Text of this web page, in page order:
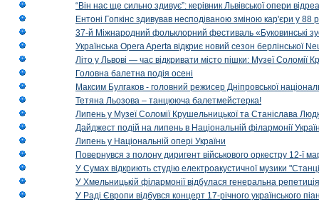
“Він нас ще сильно здивує”: керівник Львівської опери
Ентоні Гопкінс здивував несподіваною зміною кар'єри у 88
37-й Міжнародний фольклорний фестиваль «Буковинські
Українська Opera Aperta відкриє новий сезон берлінської
Літо у Львові — час відкривати місто пішки: Музеї Соломії
Головна балетна подія осені
Максим Булгаков - головний режисер Дніпровської
Тетяна Льозова – танцююча балетмейстерка!
Липень у Музеї Соломії Крушельницької та Станіслава
Дайджест подій на липень в Національній філармонії
Липень у Національній опері України
Повернувся з полону диригент військового оркестру 12-ї
У Сумах відкриють студію електроакустичної музики
У Хмельницькій філармонії відбулася генеральна
У Раді Європи відбувся концерт 17-річного українського